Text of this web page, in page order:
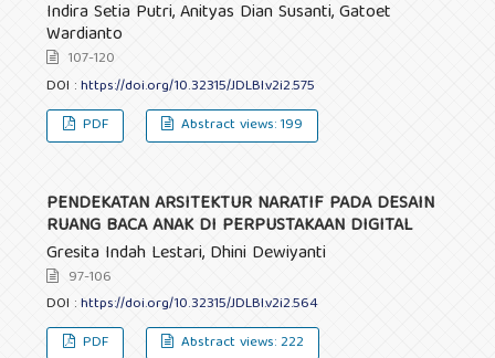
Indira Setia Putri, Anityas Dian Susanti, Gatoet
Wardianto
107-120
DOI :https://doi.org/10.32315/JDLBI.v2i2.575
PDF
Abstract views: 199
PENDEKATAN ARSITEKTUR NARATIF PADA DESAIN
RUANG BACA ANAK DI PERPUSTAKAAN DIGITAL
Gresita Indah Lestari, Dhini Dewiyanti
97-106
DOI :https://doi.org/10.32315/JDLBI.v2i2.564
PDF
Abstract views: 222